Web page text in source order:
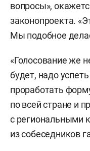
вопросы»,
законопроекта.
Мы подобное
«Голосование же
будет, надо
проработать
по всей стране и
с региональными
из собеседников